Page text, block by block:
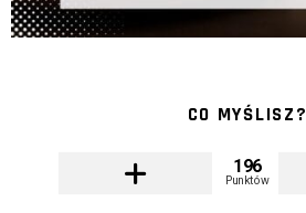
CO MYŚLISZ?
196
Punktów